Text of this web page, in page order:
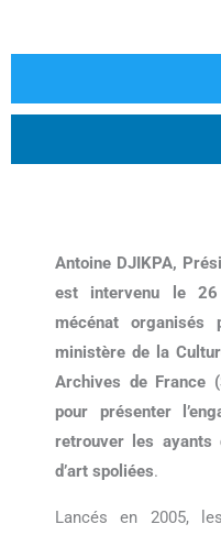
Antoine DJIKPA,
est intervenu le
mécénat
ministère de la
Archives de France
pour présenter
retrouver les ayants
d’art spoliées.
Lancés en 2005,